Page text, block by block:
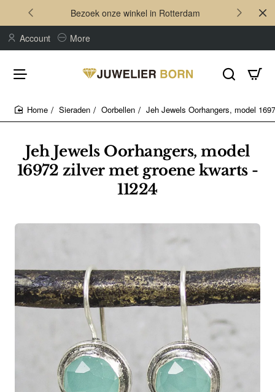
Bezoek onze winkel in Rotterdam
Account More
Jeh Jewels Oorhangers, model
16972 zilver met groene kwarts -
11224
Sieraden Oorbellen Jeh Jewels Oorhangers, model